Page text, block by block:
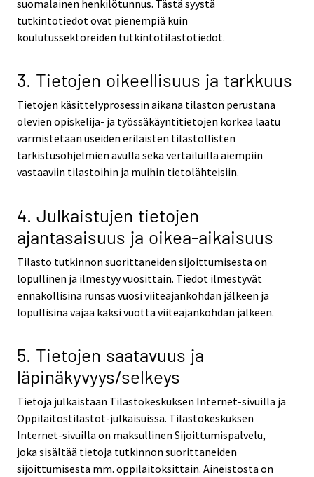
suomalainen henkilötunnus. Tästä syystä
tutkintotiedot ovat pienempiä kuin
koulutussektoreiden tutkintotilastotiedot.
3. Tietojen oikeellisuus ja tarkkuus
Tietojen käsittelyprosessin aikana tilaston perustana
olevien opiskelija- ja työssäkäyntitietojen korkea laatu
varmistetaan useiden erilaisten tilastollisten
tarkistusohjelmien avulla sekä vertailuilla aiempiin
vastaaviin tilastoihin ja muihin tietolähteisiin.
4. Julkaistujen tietojen
ajantasaisuus ja oikea-aikaisuus
Tilasto tutkinnon suorittaneiden sijoittumisesta on
lopullinen ja ilmestyy vuosittain. Tiedot ilmestyvät
ennakollisina runsas vuosi viiteajankohdan jälkeen ja
lopullisina vajaa kaksi vuotta viiteajankohdan jälkeen.
5. Tietojen saatavuus ja
läpinäkyvyys/selkeys
Tietoja julkaistaan Tilastokeskuksen Internet-sivuilla ja
Oppilaitostilastot-julkaisuissa. Tilastokeskuksen
Internet-sivuilla on maksullinen Sijoittumispalvelu,
joka sisältää tietoja tutkinnon suorittaneiden
sijoittumisesta mm. oppilaitoksittain. Aineistosta on